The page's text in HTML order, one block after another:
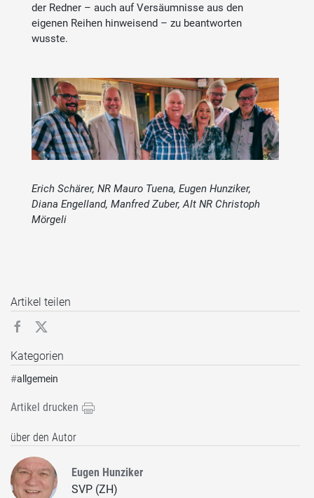
der Redner – auch auf Versäumnisse aus den
eigenen Reihen hinweisend – zu beantworten
wusste.
Erich Schärer, NR Mauro Tuena, Eugen Hunziker,
Diana Engelland, Manfred Zuber, Alt NR Christoph
Mörgeli
Artikel teilen
Kategorien
#allgemein
Artikel drucken
über den Autor
Eugen Hunziker
SVP (ZH)